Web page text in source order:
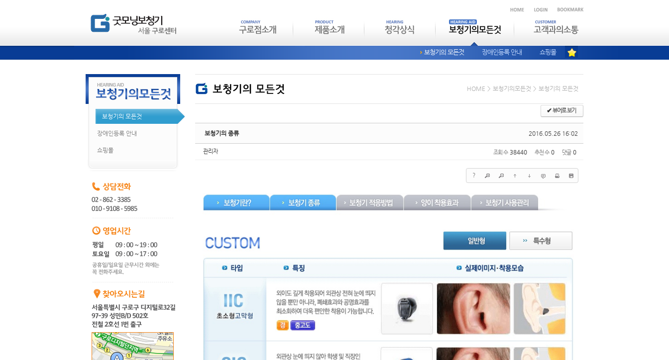
보청기의 모든것 장애인등록 안내 쇼핑몰
보청기의 모든것
장애인등록 안내
쇼핑몰
HOME > 보청기의모든것 > 보청기의 모든것
✔뷰어로 보기
2016.05.26 16:02
보청기의 종류
관리자 조회 수 38440 추천 수 0 댓글 0
?
Sketchbook5, 스케치북5
Sketchbook5, 스케치북5